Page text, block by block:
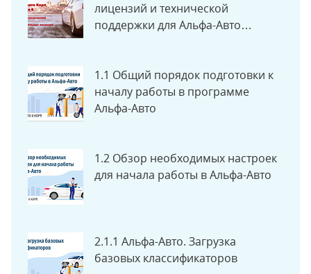
лицензий и технической
поддержки для Альфа-Авто
1.1 Общий порядок подготовки к
началу работы в программе
Альфа-Авто
1.2 Обзор необходимых настроек
для начала работы в Альфа-Авто
2.1.1 Альфа-Авто. Загрузка
базовых классификаторов